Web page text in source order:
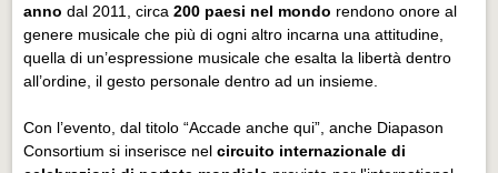
anno dal 2011, circa200 paesi nel mondo rendono onore al
genere musicale che più di ogni altro incarna una attitudine,
quella di un’espressione musicale che esalta la libertà dentro
all’ordine, il gesto personale dentro ad un insieme.
Con l’evento, dal titolo “Accade anche qui”, anche Diapason
Consortium si inserisce nelcircuito internazionale di